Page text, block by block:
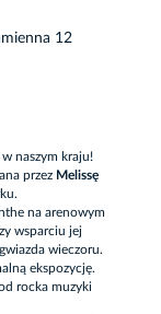
12
naszym kraju!
przez Melissę
na arenowym
wsparciu jej
wieczoru.
ekspozycję.
rocka muzyki